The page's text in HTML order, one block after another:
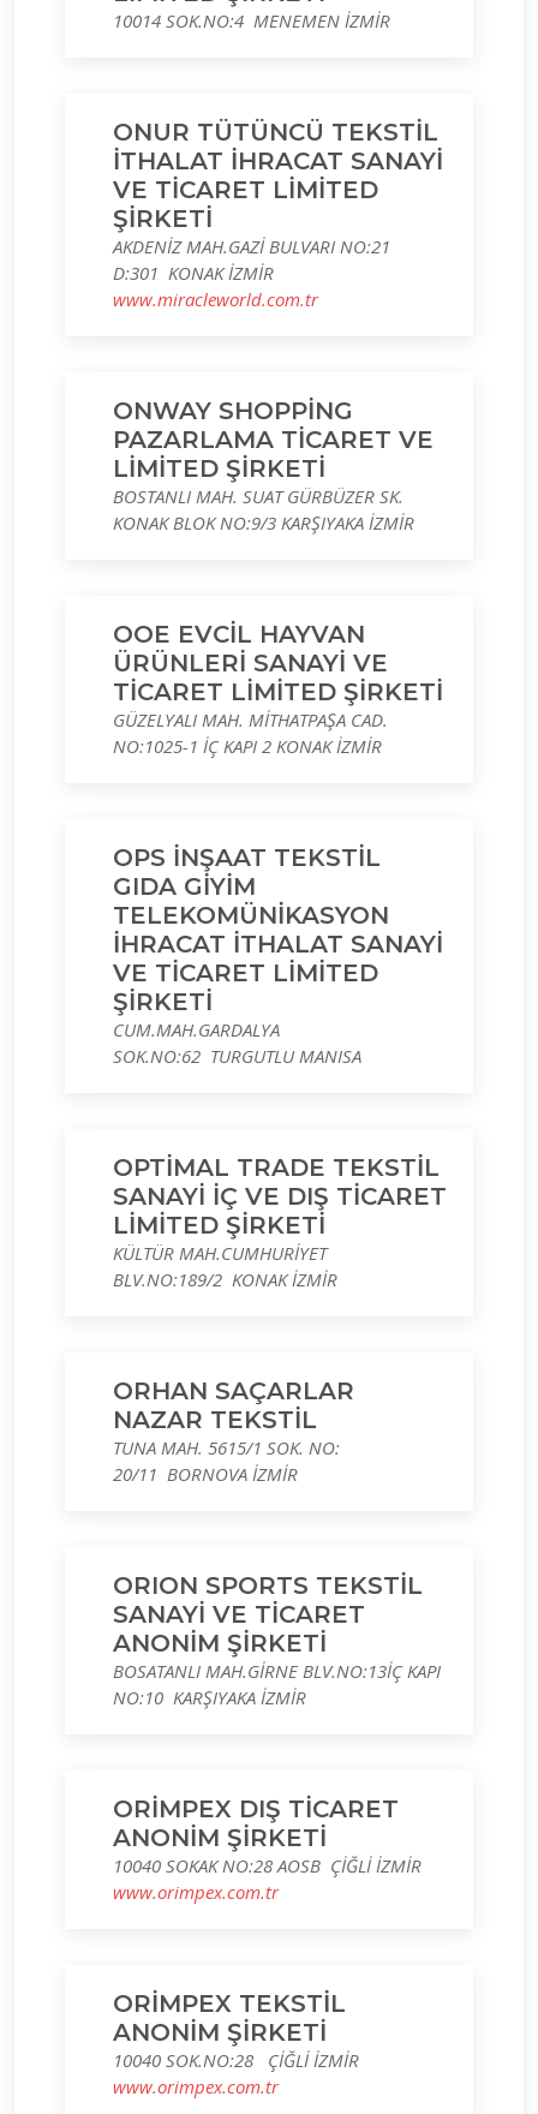
10014 SOK.NO:4 MENEMEN İZMİR
ONUR TÜTÜNCÜ TEKSTİL
İTHALAT İHRACAT SANAYİ
VE TİCARET LİMİTED
ŞİRKETİ
AKDENİZ MAH.GAZİ BULVARI NO:21
D:301 KONAK İZMİR
www.miracleworld.com.tr
ONWAY SHOPPİNG
PAZARLAMA TİCARET VE
LİMİTED ŞİRKETİ
BOSTANLI MAH. SUAT GÜRBÜZER SK.
KONAK BLOK NO:9/3 KARŞIYAKA İZMİR
OOE EVCİL HAYVAN
ÜRÜNLERİ SANAYİ VE
TİCARET LİMİTED ŞİRKETİ
GÜZELYALI MAH. MİTHATPAŞA CAD.
NO:1025-1 İÇ KAPI 2 KONAK İZMİR
OPS İNŞAAT TEKSTİL
GIDA GİYİM
TELEKOMÜNİKASYON
İHRACAT İTHALAT SANAYİ
VE TİCARET LİMİTED
ŞİRKETİ
CUM.MAH.GARDALYA
SOK.NO:62 TURGUTLU MANISA
OPTİMAL TRADE TEKSTİL
SANAYİ İÇ VE DIŞ TİCARET
LİMİTED ŞİRKETİ
KÜLTÜR MAH.CUMHURİYET
BLV.NO:189/2 KONAK İZMİR
ORHAN SAÇARLAR
NAZAR TEKSTİL
TUNA MAH. 5615/1 SOK. NO:
20/11 BORNOVA İZMİR
ORION SPORTS TEKSTİL
SANAYİ VE TİCARET
ANONİM ŞİRKETİ
BOSATANLI MAH.GİRNE BLV.NO:13İÇ KAPI
NO:10 KARŞIYAKA İZMİR
ORİMPEX DIŞ TİCARET
ANONİM ŞİRKETİ
10040 SOKAK NO:28 AOSB ÇİĞLİ İZMİR
www.orimpex.com.tr
ORİMPEX TEKSTİL
ANONİM ŞİRKETİ
10040 SOK.NO:28 ÇİĞLİ İZMİR
www.orimpex.com.tr